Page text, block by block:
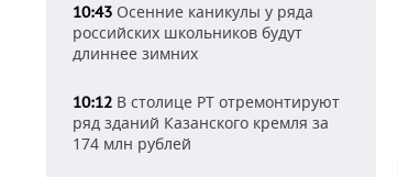
10:43 Осенние каникулы у ряда
российских школьников будут
длиннее зимних
10:12 В столице РТ отремонтируют
ряд зданий Казанского кремля за
174 млн рублей